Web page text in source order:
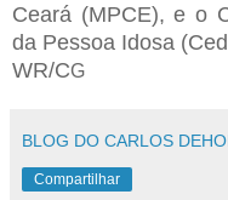
Ceará (MPCE), e o
da Pessoa Idosa
WR/CG
BLOG DO CARLOS
Compartilhar